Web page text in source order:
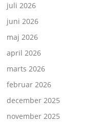
juli 2026
juni 2026
maj 2026
april 2026
marts 2026
februar 2026
december 2025
november 2025